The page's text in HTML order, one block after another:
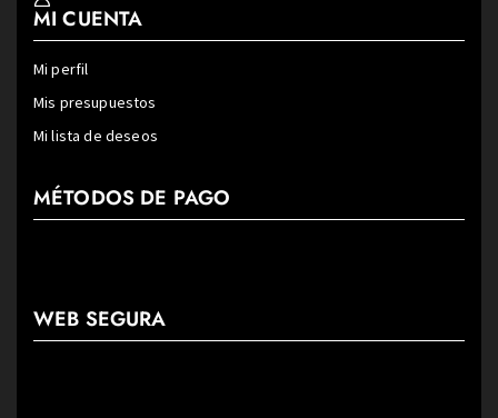
MI CUENTA
Mi perfil
Mis presupuestos
Mi lista de deseos
MÉTODOS DE PAGO
WEB SEGURA